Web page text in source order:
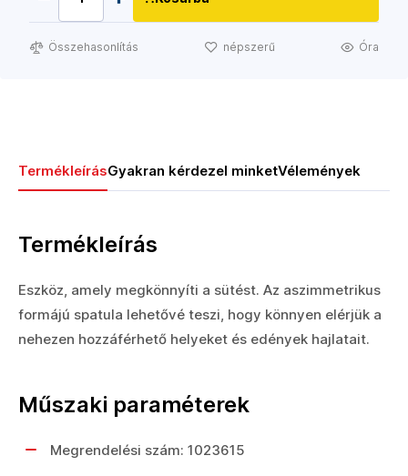
Összehasonlítás népszerű Óra
TermékleírásGyakran kérdezel minketVélemények
Termékleírás
Eszköz, amely megkönnyíti a sütést. Az aszimmetrikus
formájú spatula lehetővé teszi, hogy könnyen elérjük a
nehezen hozzáférhető helyeket és edények hajlatait.
Műszaki paraméterek
Megrendelési szám: 1023615